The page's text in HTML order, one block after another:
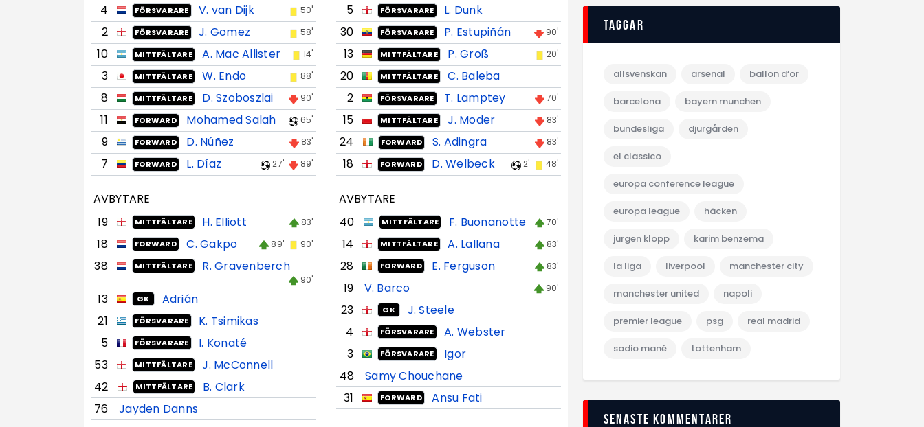
4
FÖRSVARARE V. van Dijk 50'
2 FÖRSVARARE J. Gomez 58'
10 MITTFÄLTARE A. Mac Allister 14'
3 MITTFÄLTARE W. Endo 88'
8 MITTFÄLTARE D. Szoboszlai 90'
11 FORWARD Mohamed Salah 65'
9 FORWARD D. Núñez 83'
7 FORWARD L. Díaz 27' 89'
AVBYTARE
19
MITTFÄLTARE H. Elliott 83'
18 FORWARD C. Gakpo 89' 90'
38 MITTFÄLTARE R. Gravenberch
90'
13 GK
Adrián
21
FÖRSVARARE
K. Tsimikas
5
FÖRSVARARE
I. Konaté
53
MITTFÄLTARE
J. McConnell
42
MITTFÄLTARE
B. Clark
76
Jayden Danns
5 FÖRSVARARE
L. Dunk
30
FÖRSVARARE P. Estupiñán 90'
13 MITTFÄLTARE P. Groß 20'
20 MITTFÄLTARE
C. Baleba
2
FÖRSVARARE T. Lamptey 70'
15 MITTFÄLTARE J. Moder 83'
24 FORWARD S. Adingra 83'
18 FORWARD D. Welbeck 2' 48'
AVBYTARE
40
MITTFÄLTARE F. Buonanotte 70'
14 MITTFÄLTARE A. Lallana 83'
28 FORWARD E. Ferguson 83'
19 V. Barco 90'
23 GK
J. Steele
4
FÖRSVARARE
A. Webster
3
FÖRSVARARE
Igor
48
Samy Chouchane
31
FORWARD Ansu Fati
Taggar
allsvenskan arsenal ballon d‘or
barcelona bayern munchen
bundesliga djurgården
el classico
europa conference league
europa league häcken
jurgen klopp karim benzema
la liga liverpool manchester city
manchester united napoli
premier league psg real madrid
sadio mané tottenham
Senaste kommentarer